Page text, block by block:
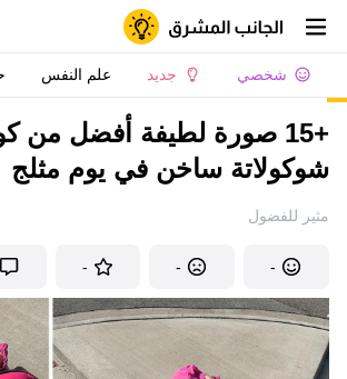
شخصي جديد علم النفس
+15 صورة لطيفة أفضل من
شوكولاتة ساخن في يوم مثلج
مثير للفضول
-
-
-